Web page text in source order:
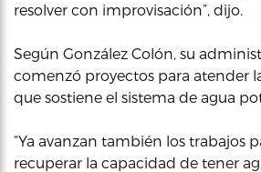
resolver con improvisación”, dijo.
Según González Colón, su
comenzó proyectos para atender
que sostiene el sistema de agua
“Ya avanzan también los trabajos
recuperar la capacidad de tener